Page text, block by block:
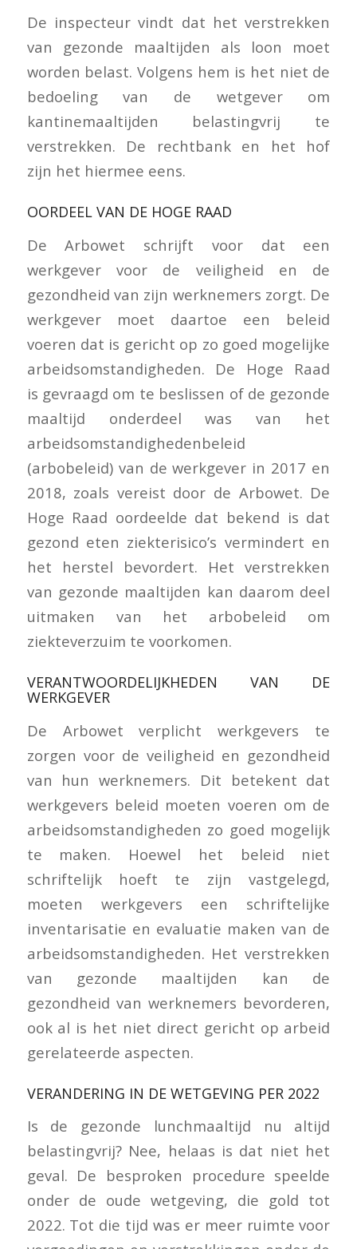
De inspecteur vindt dat het verstrekken
van gezonde maaltijden als loon moet
worden belast. Volgens hem is het niet de
bedoeling van de wetgever om
kantinemaaltijden belastingvrij te
verstrekken. De rechtbank en het hof
zijn het hiermee eens.
OORDEEL VAN DE HOGE RAAD
De Arbowet schrijft voor dat een
werkgever voor de veiligheid en de
gezondheid van zijn werknemers zorgt. De
werkgever moet daartoe een beleid
voeren dat is gericht op zo goed mogelijke
arbeidsomstandigheden. De Hoge Raad
is gevraagd om te beslissen of de gezonde
maaltijd onderdeel was van het
arbeidsomstandighedenbeleid
(arbobeleid) van de werkgever in 2017 en
2018, zoals vereist door de Arbowet. De
Hoge Raad oordeelde dat bekend is dat
gezond eten ziekterisico’s vermindert en
het herstel bevordert. Het verstrekken
van gezonde maaltijden kan daarom deel
uitmaken van het arbobeleid om
ziekteverzuim te voorkomen.
VERANTWOORDELIJKHEDEN VAN DE
WERKGEVER
De Arbowet verplicht werkgevers te
zorgen voor de veiligheid en gezondheid
van hun werknemers. Dit betekent dat
werkgevers beleid moeten voeren om de
arbeidsomstandigheden zo goed mogelijk
te maken. Hoewel het beleid niet
schriftelijk hoeft te zijn vastgelegd,
moeten werkgevers een schriftelijke
inventarisatie en evaluatie maken van de
arbeidsomstandigheden. Het verstrekken
van gezonde maaltijden kan de
gezondheid van werknemers bevorderen,
ook al is het niet direct gericht op arbeid
gerelateerde aspecten.
VERANDERING IN DE WETGEVING PER 2022
Is de gezonde lunchmaaltijd nu altijd
belastingvrij? Nee, helaas is dat niet het
geval. De besproken procedure speelde
onder de oude wetgeving, die gold tot
2022. Tot die tijd was er meer ruimte voor